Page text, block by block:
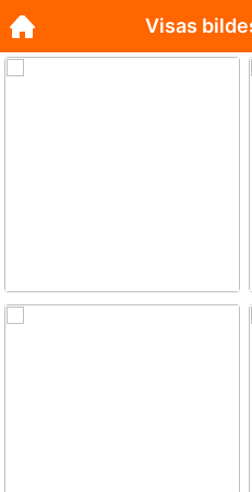
Visas